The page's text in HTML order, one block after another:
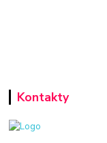
Kontakty